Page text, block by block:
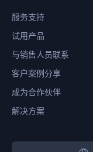
服务支持
试用产品
与销售人员联系
客户案例分享
成为合作伙伴
解决方案